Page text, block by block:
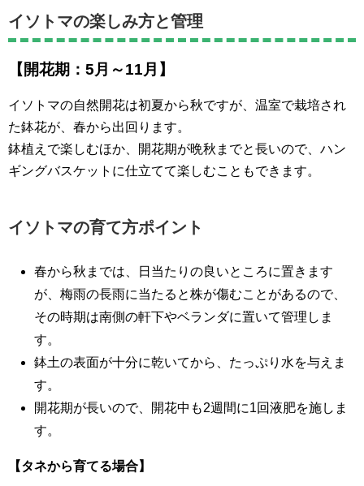
イソトマの楽しみ方と管理
【開花期：5月～11月】
イソトマの自然開花は初夏から秋ですが、温室で栽培され
た鉢花が、春から出回ります。
鉢植えで楽しむほか、開花期が晩秋までと長いので、ハン
ギングバスケットに仕立てて楽しむこともできます。
イソトマの育て方ポイント
春から秋までは、日当たりの良いところに置きます
が、梅雨の長雨に当たると株が傷むことがあるので、
その時期は南側の軒下やベランダに置いて管理しま
す。
鉢土の表面が十分に乾いてから、たっぷり水を与えま
す。
開花期が長いので、開花中も2週間に1回液肥を施しま
す。
【タネから育てる場合】